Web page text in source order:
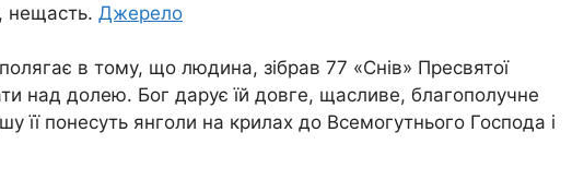
нещасть. Джерело
полягає в тому, що людина, зібрав 77 «Снів» Пресвятої
над долею. Бог дарує їй довге, щасливе, благополучне
її понесуть янголи на крилах до Всемогутнього Господа і